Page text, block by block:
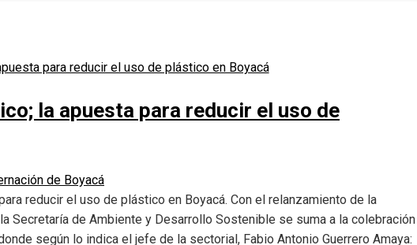
la apuesta para reducir el uso de
de Boyacá
reducir el uso de plástico en Boyacá. Con el relanzamiento de la
Secretaría de Ambiente y Desarrollo Sostenible se suma a la colebración
según lo indica el jefe de la sectorial, Fabio Antonio Guerrero Amaya: